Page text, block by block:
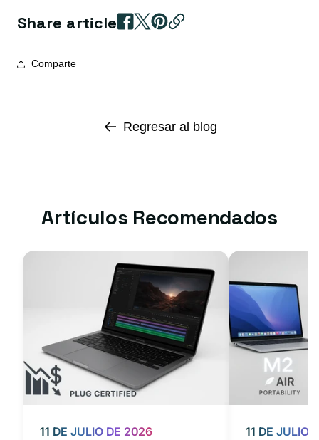
Share article
Comparte
Regresar al blog
Artículos Recomendados
11 DE JULIO DE 2026 11 DE JULIO